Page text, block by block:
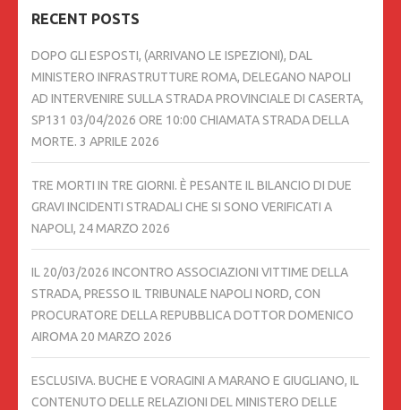
RECENT POSTS
DOPO GLI ESPOSTI, (ARRIVANO LE ISPEZIONI), DAL
MINISTERO INFRASTRUTTURE ROMA, DELEGANO NAPOLI
AD INTERVENIRE SULLA STRADA PROVINCIALE DI CASERTA,
SP131 03/04/2026 ORE 10:00 CHIAMATA STRADA DELLA
MORTE. 3 APRILE 2026
TRE MORTI IN TRE GIORNI. È PESANTE IL BILANCIO DI DUE
GRAVI INCIDENTI STRADALI CHE SI SONO VERIFICATI A
NAPOLI, 24 MARZO 2026
IL 20/03/2026 INCONTRO ASSOCIAZIONI VITTIME DELLA
STRADA, PRESSO IL TRIBUNALE NAPOLI NORD, CON
PROCURATORE DELLA REPUBBLICA DOTTOR DOMENICO
AIROMA 20 MARZO 2026
ESCLUSIVA. BUCHE E VORAGINI A MARANO E GIUGLIANO, IL
CONTENUTO DELLE RELAZIONI DEL MINISTERO DELLE